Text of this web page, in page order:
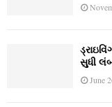
સુધી
June